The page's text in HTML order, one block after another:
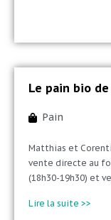
Le pain bio
Pain
Matthias et
vente directe au
(18h30-19h30) et
Lire la suite >>